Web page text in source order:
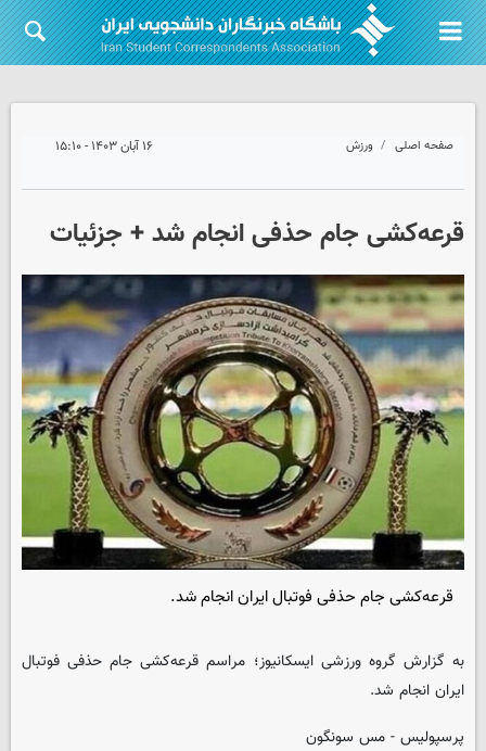
صفحه اصلی ورزش ۱۶ آبان ۱۴۰۳ - ۱۵:۱۰
قرعه‌کشی جام حذفی انجام شد + جزئیات
قرعه‌کشی جام حذفی فوتبال ایران انجام شد.
به گزارش گروه ورزشیایسکانیوز؛ مراسم قرعه‌کشی جام حذفی فوتبال
ایران انجام شد.
پرسپولیس - مس سونگون